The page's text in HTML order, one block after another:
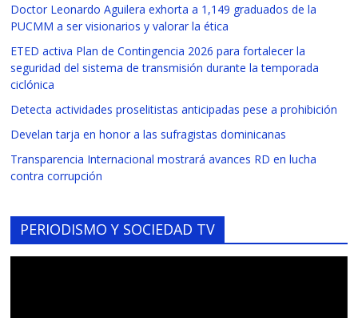
Doctor Leonardo Aguilera exhorta a 1,149 graduados de la
PUCMM a ser visionarios y valorar la ética
ETED activa Plan de Contingencia 2026 para fortalecer la
seguridad del sistema de transmisión durante la temporada
ciclónica
Detecta actividades proselitistas anticipadas pese a prohibición
Develan tarja en honor a las sufragistas dominicanas
Transparencia Internacional mostrará avances RD en lucha
contra corrupción
PERIODISMO Y SOCIEDAD TV